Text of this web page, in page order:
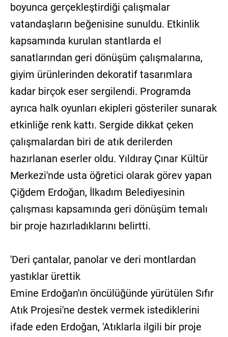
boyunca gerçekleştirdiği çalışmalar
vatandaşların beğenisine sunuldu. Etkinlik
kapsamında kurulan stantlarda el
sanatlarından geri dönüşüm çalışmalarına,
giyim ürünlerinden dekoratif tasarımlara
kadar birçok eser sergilendi. Programda
ayrıca halk oyunları ekipleri gösteriler sunarak
etkinliğe renk kattı. Sergide dikkat çeken
çalışmalardan biri de atık derilerden
hazırlanan eserler oldu. Yıldıray Çınar Kültür
Merkezi'nde usta öğretici olarak görev yapan
Çiğdem Erdoğan, İlkadım Belediyesinin
çalışması kapsamında geri dönüşüm temalı
bir proje hazırladıklarını belirtti.
'Deri çantalar, panolar ve deri montlardan
yastıklar ürettik
Emine Erdoğan'ın öncülüğünde yürütülen Sıfır
Atık Projesi'ne destek vermek istediklerini
ifade eden Erdoğan, 'Atıklarla ilgili bir proje